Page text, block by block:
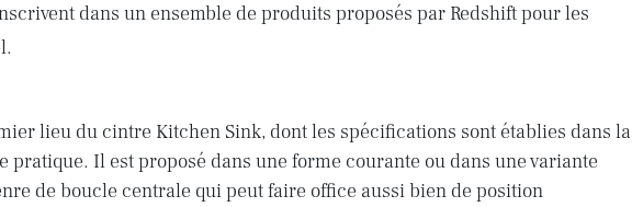
dans un ensemble de produits proposés par Redshift pour les
lieu du cintre Kitchen Sink, dont les spécifications sont établies dans la
pratique. Il est proposé dans une forme courante ou dans une variante
de boucle centrale qui peut faire office aussi bien de position